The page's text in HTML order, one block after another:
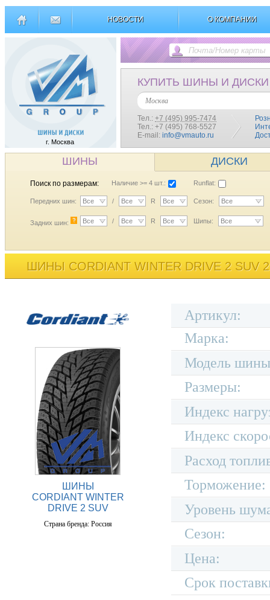
НОВОСТИ О КОМПАНИИ
г. Москва
КУПИТЬ ШИНЫ И ДИСКИ
Москва
Тел.: +7 (495) 995-7474
Тел.: +7 (495) 768-5527
E-mail: info@vmauto.ru
ШИНЫ ДИСКИ
Поиск по размерам: Наличие >= 4 шт.: Runflat:
Передних шин: Все / Все R Все Сезон: Все
Задних шин: ? Все / Все R Все Шипы: Все
ШИНЫ CORDIANT WINTER DRIVE 2 SUV
ШИНЫ
CORDIANT WINTER
DRIVE 2 SUV
Страна бренда: Россия
Артикул:
Марка:
Модель
Размеры:
Индекс
Индекс
Расход
Торможение:
Уровень
Сезон:
Цена:
Срок